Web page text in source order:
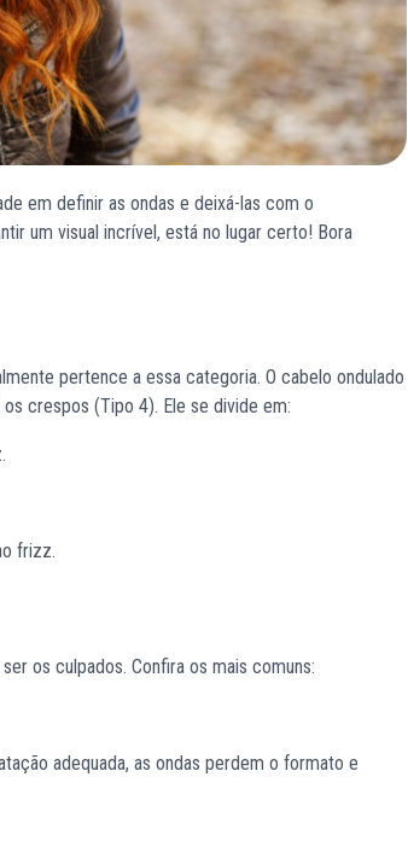
em definir as ondas e deixá-las com o
um visual incrível, está no lugar certo! Bora
pertence a essa categoria. O cabelo ondulado
crespos (Tipo 4). Ele se divide em:
frizz.
os culpados. Confira os mais comuns:
adequada, as ondas perdem o formato e